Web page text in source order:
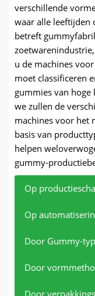
verschillende
waar alle leeftijden
betreft
u de machines
moet classificeren
gummies van
we zullen de
machines voor het
basis van
helpen
gummy-
Op
Op
Door Gummy-
Door
Door